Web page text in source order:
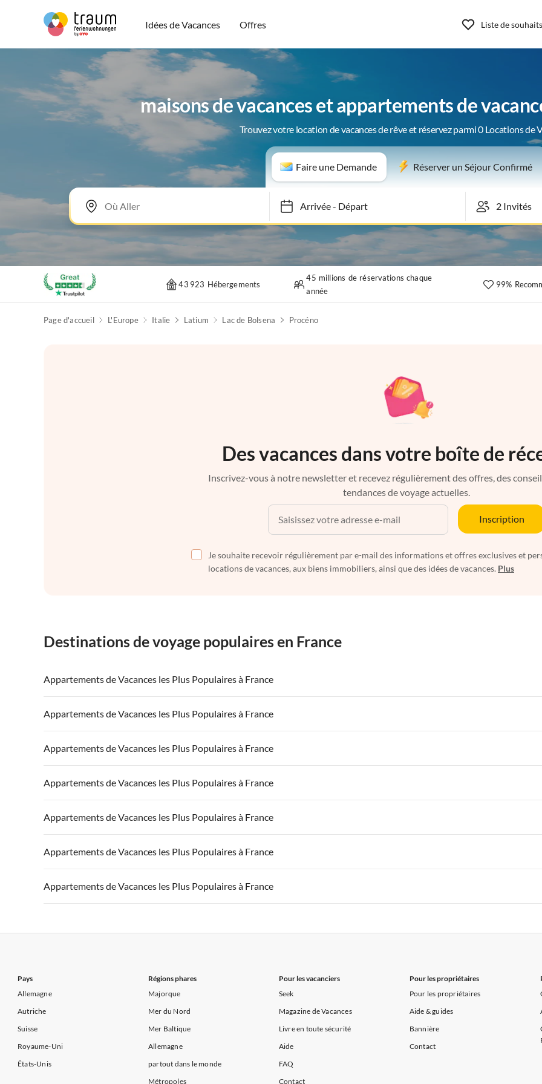
Idées de Vacances Offres Liste de souhaits
maisons de vacances et appartements de
Trouvez votre location de vacances de rêve et réservez parmi 0 Locations de
Faire une Demande Réserver un Séjour Confirmé
Arrivée-Départ
43 923 Hébergements
45 millions de réservations chaque
année
99%
Page d'accueil L'Europe Italie Latium Lac de Bolsena Procéno
Des vacances dans votre boîte de
Inscrivez-vous à notre newsletter et recevez régulièrement des offres, des
tendances de voyage actuelles.
Inscription
Je souhaite recevoir régulièrement par e-mail des informations et offres exclusives et
locations de vacances, aux biens immobiliers, ainsi que des idées de vacances. Plus
Destinations de voyage populaires en France
Appartements de Vacances les Plus Populaires à France
Appartements de Vacances à France Appartements de Vacances à Paris-Ile de France
Appartements de Vacances à Côte atlantique Appartements de Vacances à la Normandie Appartements de Vacances à Sud de la
Appartements de Vacances à Côte d'Azur
Appartements de Vacances les Plus Populaires à France
Appartements de Vacances à France Appartements de Vacances à Paris-Ile de France
Appartements de Vacances à Côte atlantique Appartements de Vacances à la Normandie Appartements de Vacances à Sud de la
Appartements de Vacances à Côte d'Azur
Appartements de Vacances les Plus Populaires à France
Appartements de Vacances à France Appartements de Vacances à Paris-Ile de France
Appartements de Vacances à Côte atlantique Appartements de Vacances à la Normandie Appartements de Vacances à Sud de la
Appartements de Vacances à Côte d'Azur
Appartements de Vacances les Plus Populaires à France
Appartements de Vacances à France Appartements de Vacances à Paris-Ile de France
Appartements de Vacances à Côte atlantique Appartements de Vacances à la Normandie Appartements de Vacances à Sud de la
Appartements de Vacances à Côte d'Azur
Appartements de Vacances les Plus Populaires à France
Appartements de Vacances à France Appartements de Vacances à Paris-Ile de France
Appartements de Vacances à Côte atlantique Appartements de Vacances à la Normandie Appartements de Vacances à Sud de la
Appartements de Vacances à Côte d'Azur
Appartements de Vacances les Plus Populaires à France
Appartements de Vacances à France Appartements de Vacances à Paris-Ile de France
Appartements de Vacances à Côte atlantique Appartements de Vacances à la Normandie Appartements de Vacances à Sud de la
Appartements de Vacances les Plus Populaires à France
Pays
Allemagne
Autriche
Suisse
Royaume-Uni
États-Unis
Régions phares
Majorque
Mer du Nord
Mer Baltique
Allemagne
partout dans le monde
Métropoles
Pour les vacanciers
Seek
Magazine de Vacances
Livre en toute sécurité
Aide
FAQ
Contact
Pour les propriétaires
Pour les propriétaires
Aide & guides
Bannière
Contact